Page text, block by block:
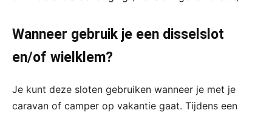
Wanneer gebruik je een disselslot
en/of wielklem?
Je kunt deze sloten gebruiken wanneer je met je
caravan of camper op vakantie gaat. Tijdens een